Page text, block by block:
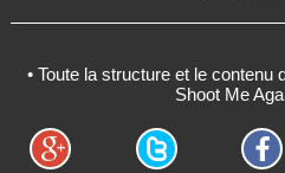
• Toute la structure et le contenu
Shoot Me